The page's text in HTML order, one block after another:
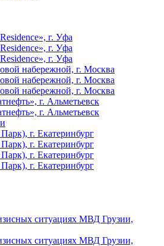
г. Уфа
г. Уфа
г. Уфа
набережной, г. Москва
набережной, г. Москва
набережной, г. Москва
г. Альметьевск
г. Альметьевск
г. Екатеринбург
г. Екатеринбург
г. Екатеринбург
г. Екатеринбург
ситуациях МВД Грузии,
ситуациях МВД Грузии,